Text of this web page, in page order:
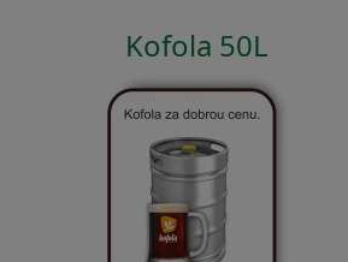
Kofola 50L